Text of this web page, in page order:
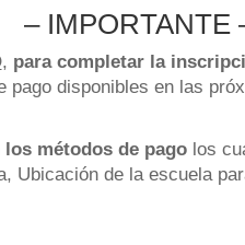
– IMPORTANTE
, para completar la
pago disponibles en las
métodos de pago los
Ubicación de la escuela